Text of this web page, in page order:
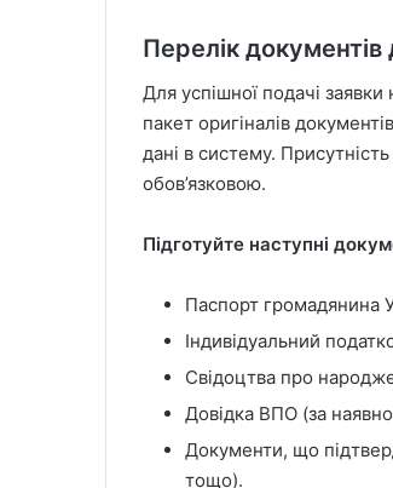
Перелік
Для успішної подачі
пакет оригіналів
дані в систему.
обов’язковою.
Підготуйте наступні
Паспорт громадянина
Індивідуальний
Свідоцтва про
Довідка ВПО (за
Документи, що
тощо).